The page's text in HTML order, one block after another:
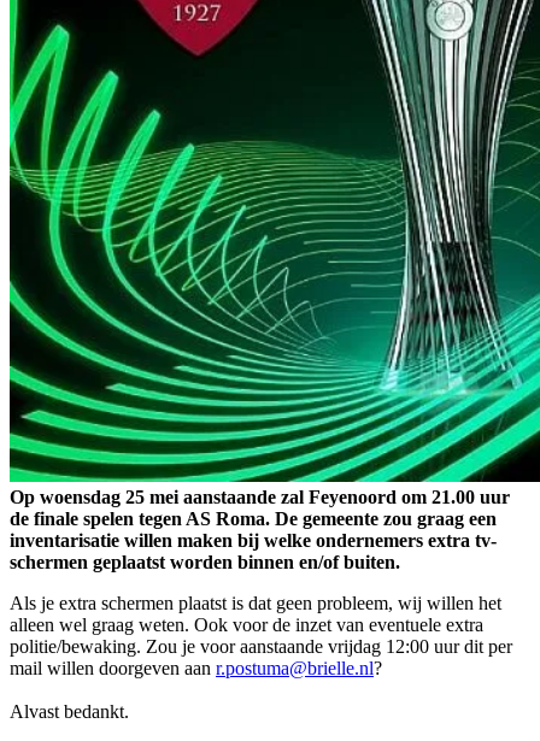
Op woensdag 25 mei aanstaande zal Feyenoord om 21.00 uur
de finale spelen tegen AS Roma. De gemeente zou graag een
inventarisatie willen maken bij welke ondernemers extra tv-
schermen geplaatst worden binnen en/of buiten.
Als je extra schermen plaatst is dat geen probleem, wij willen het
alleen wel graag weten. Ook voor de inzet van eventuele extra
politie/bewaking. Zou je voor aanstaande vrijdag 12:00 uur dit per
mail willen doorgeven aan r.postuma@brielle.nl?
Alvast bedankt.